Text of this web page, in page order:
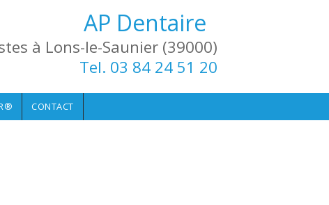
AP Dentaire
à Lons-le-Saunier (39000)
Tel. 03 84 24 51 20
CONTACT